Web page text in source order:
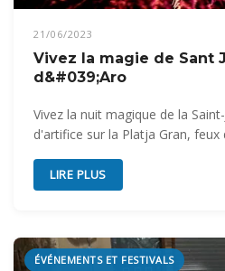
21/06/2023
Vivez la magie de Sant
d&#039;Aro
Vivez la nuit magique de la
d'artifice sur la Platja Gran,
LIRE PLUS
ÉVÉNEMENTS ET FESTIVALS